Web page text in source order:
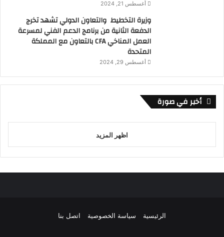
أغسطس 21, 2024
وزيرة التخطيط والتعاون الدولي تشهد تخرج
الدفعة الثانية من برنامج الدعم الفني لمسرعة
العمل المناخي CFA بالتعاون مع المملكة
المتحدة
أغسطس 29, 2024
أخبر في صورة
اظهر المزيد
الرئيسية سياسة الخصوصية اتصل بنا